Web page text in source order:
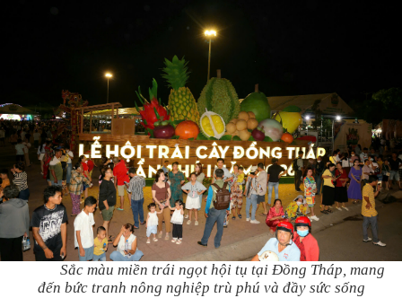
Sắc màu miền trái ngọt hội tụ tại Đồng Tháp, mang
đến bức tranh nông nghiệp trù phú và đầy sức sống